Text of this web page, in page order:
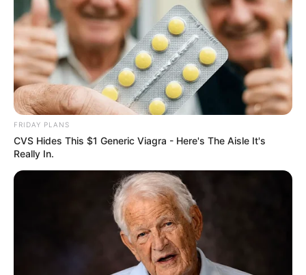
FRIDAY PLANS
CVS Hides This $1 Generic Viagra - Here's The Aisle It's
Really In.